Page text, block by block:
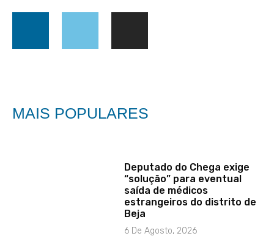
MAIS POPULARES
Deputado do Chega exige
“solução” para eventual
saída de médicos
estrangeiros do distrito de
Beja
6 De Agosto, 2026